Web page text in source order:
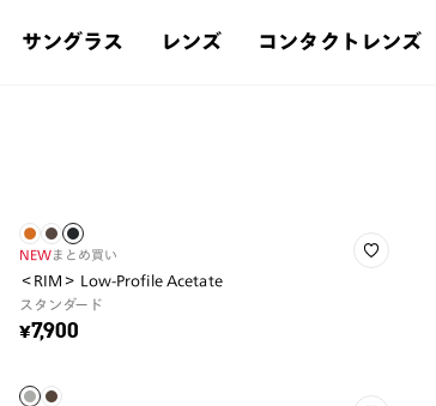
サングラス レンズ コンタクトレンズ
NEWまとめ買い
＜RIM＞ Low-Profile Acetate
スタンダード
¥7,900